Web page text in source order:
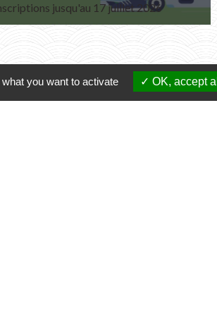
jusqu'au 17 juillet 2026
you want to activate OK, accept all